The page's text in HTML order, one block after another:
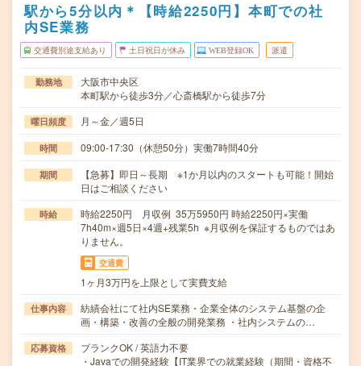
駅から5分以内＊【時給2250円】本町での社
内SE業務
交通費別途支給あり 土日祝日が休み WEB登録OK 派遣
勤務地
大阪市中央区
本町駅から徒歩3分／心斎橋駅から徒歩7分
曜日頻度 月～金／週5日
時間 09:00-17:30（休憩50分）実働7時間40分
期間
【急募】即日～長期 ※1か月以内のスタートも可能！開始
日はご相談ください
時給
時給2250円 月収例 35万5950円 時給2250円×実働
7h40m×週5日×4週+残業5h ※月収例を保証するものではあ
りません。
交通費
1ヶ月3万円を上限として実費支給
仕事内容
紡績会社にて社内SE業務・企業全体のシステム基盤の企
画・構築・改善の全般の開発業務 ・社内システムの…
応募資格
ブランクOK / 英語力不要
・Javaでの開発経験【IT業界での就業経験（期間・資格不